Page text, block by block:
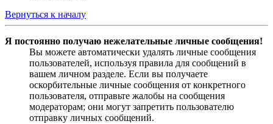
Вернуться к началу
Я постоянно получаю нежелательные личные сообщения!
Вы можете автоматически удалять личные сообщения
пользователей, используя правила для сообщений в
вашем личном разделе. Если вы получаете
оскорбительные личные сообщения от конкретного
пользователя, отправьте жалобы на сообщения
модераторам; они могут запретить пользователю
отправку личных сообщений.